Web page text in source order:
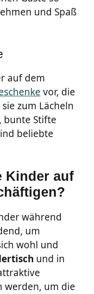
und Spaß
auf dem
vor, die
zum Lächeln
bunte Stifte
beliebte
Kinder auf
während
um
wohl und
und in
werden, um die